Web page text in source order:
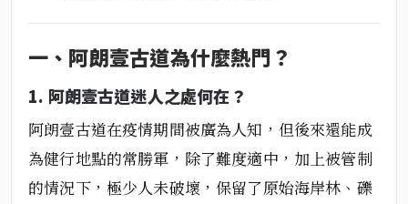
一、阿朗壹古道為什麼熱門？
1. 阿朗壹古道迷人之處何在？
阿朗壹古道在疫情期間被廣為人知，但後來還能成
為健行地點的常勝軍，除了難度適中，加上被管制
的情況下，極少人未破壞，保留了原始海岸林、礫